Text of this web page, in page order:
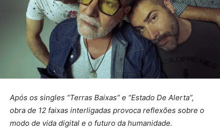
Após os singles “Terras Baixas” e “Estado De Alerta”,
obra de 12 faixas interligadas provoca reflexões sobre o
modo de vida digital e o futuro da humanidade.